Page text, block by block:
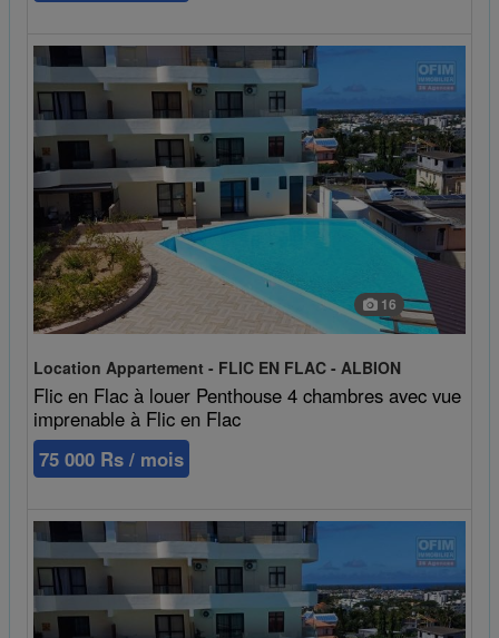
16
Location Appartement - FLIC EN FLAC - ALBION
Flic en Flac à louer Penthouse 4 chambres avec vue
imprenable à Flic en Flac
75 000 Rs / mois